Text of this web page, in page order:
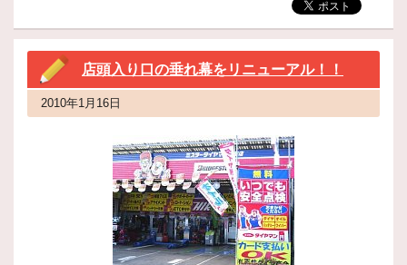
店頭入り口の垂れ幕をリニューアル！！
2010年1月16日